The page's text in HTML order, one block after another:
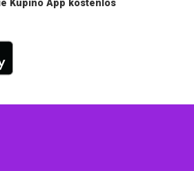
Kupino App kostenlos